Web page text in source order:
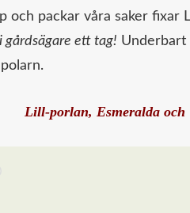
och packar våra saker fixar
gårdsägare ett tag! Underbart
Lill-porlan, Esmeralda och